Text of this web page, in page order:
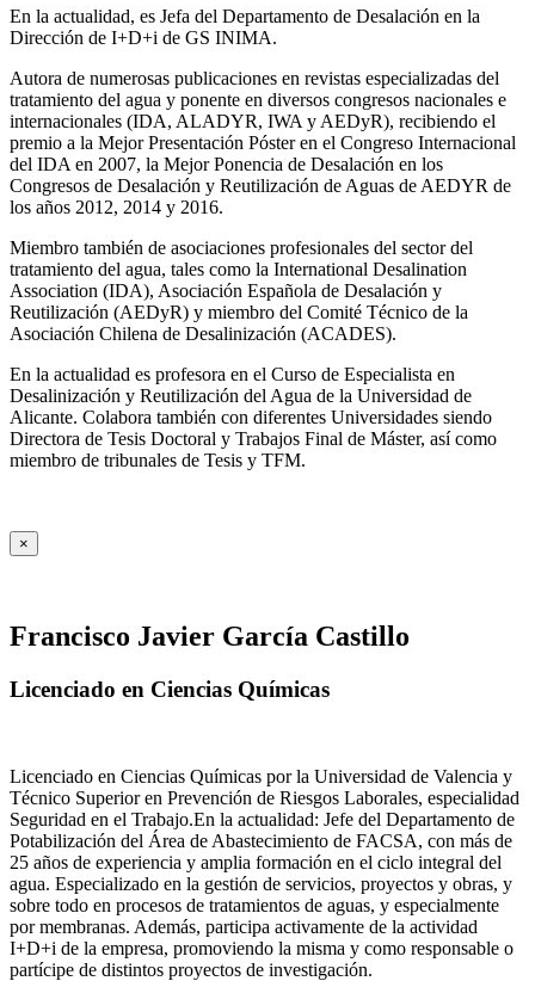
En la actualidad, es Jefa del Departamento de Desalación en la
Dirección de I+D+i de GS INIMA.
Autora de numerosas publicaciones en revistas especializadas del
tratamiento del agua y ponente en diversos congresos nacionales e
internacionales (IDA, ALADYR, IWA y AEDyR), recibiendo el
premio a la Mejor Presentación Póster en el Congreso Internacional
del IDA en 2007, la Mejor Ponencia de Desalación en los
Congresos de Desalación y Reutilización de Aguas de AEDYR de
los años 2012, 2014 y 2016.
Miembro también de asociaciones profesionales del sector del
tratamiento del agua, tales como la International Desalination
Association (IDA), Asociación Española de Desalación y
Reutilización (AEDyR) y miembro del Comité Técnico de la
Asociación Chilena de Desalinización (ACADES).
En la actualidad es profesora en el Curso de Especialista en
Desalinización y Reutilización del Agua de la Universidad de
Alicante. Colabora también con diferentes Universidades siendo
Directora de Tesis Doctoral y Trabajos Final de Máster, así como
miembro de tribunales de Tesis y TFM.
×
Francisco Javier García Castillo
Licenciado en Ciencias Químicas
Licenciado en Ciencias Químicas por la Universidad de Valencia y
Técnico Superior en Prevención de Riesgos Laborales, especialidad
Seguridad en el Trabajo.En la actualidad: Jefe del Departamento de
Potabilización del Área de Abastecimiento de FACSA, con más de
25 años de experiencia y amplia formación en el ciclo integral del
agua. Especializado en la gestión de servicios, proyectos y obras, y
sobre todo en procesos de tratamientos de aguas, y especialmente
por membranas. Además, participa activamente de la actividad
I+D+i de la empresa, promoviendo la misma y como responsable o
partícipe de distintos proyectos de investigación.